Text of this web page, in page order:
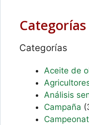
Categorías
Aceite de
Análisis
Campaña